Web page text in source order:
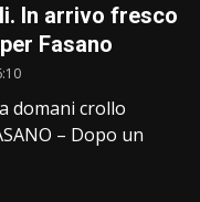
In arrivo fresco
Fasano
domani crollo
– Dopo un